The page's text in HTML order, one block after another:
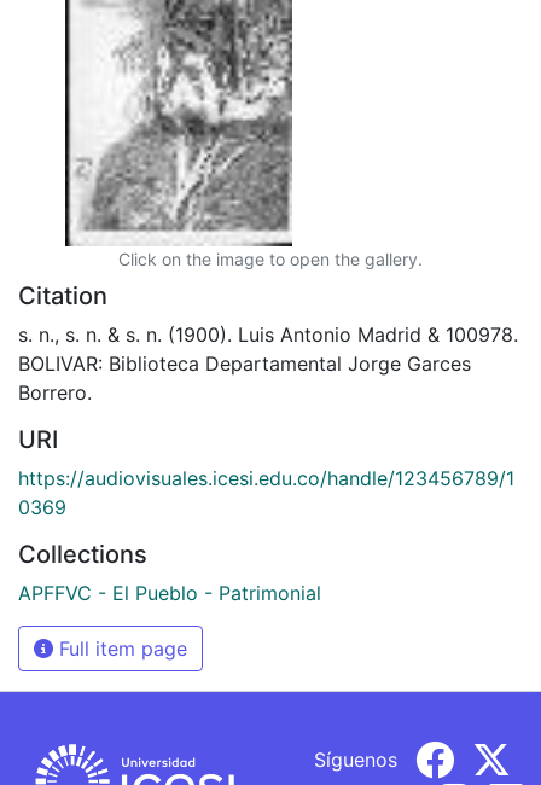
Click on the image to open the gallery.
Citation
s. n., s. n. & s. n. (1900). Luis Antonio Madrid & 100978.
BOLIVAR: Biblioteca Departamental Jorge Garces
Borrero.
URI
https://audiovisuales.icesi.edu.co/handle/123456789/1
0369
Collections
APFFVC - El Pueblo - Patrimonial
Full item page
Síguenos